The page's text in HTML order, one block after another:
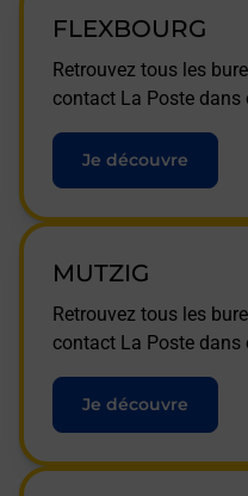
FLEXBOURG
Retrouvez tous les
contact La Poste dans
Je découvre
MUTZIG
Retrouvez tous les
contact La Poste dans
Je découvre